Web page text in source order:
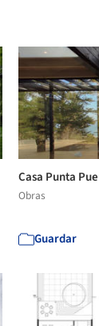
Casa Punta
Obras
Guardar